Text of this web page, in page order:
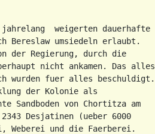
jahrelang  weigerten dauerhafte
Bereslaw umsiedeln erlaubt.
der Regierung, durch die
nicht ankamen. Das alles
wurden fuer alles beschuldigt.
der Kolonie als
Sandboden von Chortitza am
Desjatinen (ueber 6000
und die Faerberei.